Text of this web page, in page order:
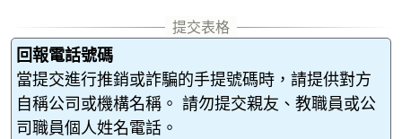
回報電話號碼
當提交進行推銷或詐騙的手提號碼時，請提供對方
自稱公司或機構名稱。 請勿提交親友、教職員或公
司職員個人姓名電話。